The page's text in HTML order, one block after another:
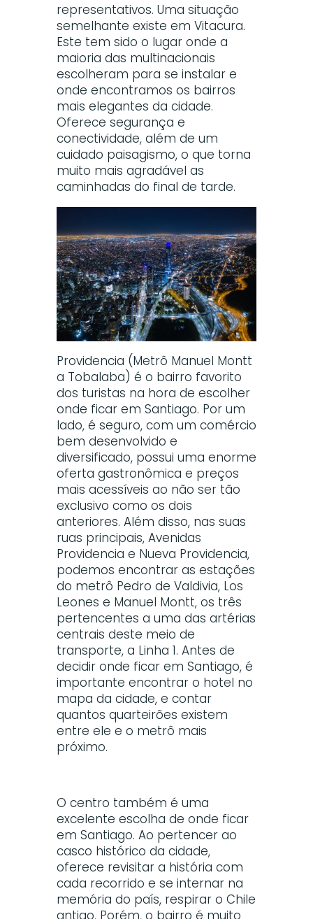
representativos. Uma situação
semelhante existe em Vitacura.
Este tem sido o lugar onde a
maioria das multinacionais
escolheram para se instalar e
onde encontramos os bairros
mais elegantes da cidade.
Oferece segurança e
conectividade, além de um
cuidado paisagismo, o que torna
muito mais agradável as
caminhadas do final de tarde.
Providencia (Metrô Manuel Montt
a Tobalaba) é o bairro favorito
dos turistas na hora de escolher
onde ficar em Santiago. Por um
lado, é seguro, com um comércio
bem desenvolvido e
diversificado, possui uma enorme
oferta gastronômica e preços
mais acessíveis ao não ser tão
exclusivo como os dois
anteriores. Além disso, nas suas
ruas principais, Avenidas
Providencia e Nueva Providencia,
podemos encontrar as estações
do metrô Pedro de Valdivia, Los
Leones e Manuel Montt, os três
pertencentes a uma das artérias
centrais deste meio de
transporte, a Linha 1. Antes de
decidir onde ficar em Santiago, é
importante encontrar o hotel no
mapa da cidade, e contar
quantos quarteirões existem
entre ele e o metrô mais
próximo.
O centro também é uma
excelente escolha de onde ficar
em Santiago. Ao pertencer ao
casco histórico da cidade,
oferece revisitar a história com
cada recorrido e se internar na
memória do país, respirar o Chile